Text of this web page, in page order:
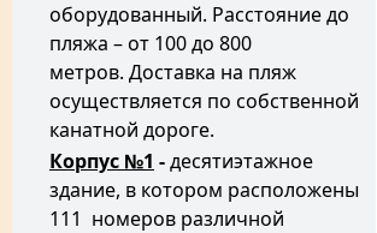
оборудованный. Расстояние до
пляжа – от 100 до 800
метров. Доставка на пляж
осуществляется по собственной
канатной дороге.
Корпус №1 -десятиэтажное
здание, в котором расположены
111 номеров различной